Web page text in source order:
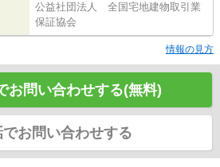
公益社団法人 全国宅地建物取引業
保証協会
情報の見方
お問い合わせする(無料)
でお問い合わせする